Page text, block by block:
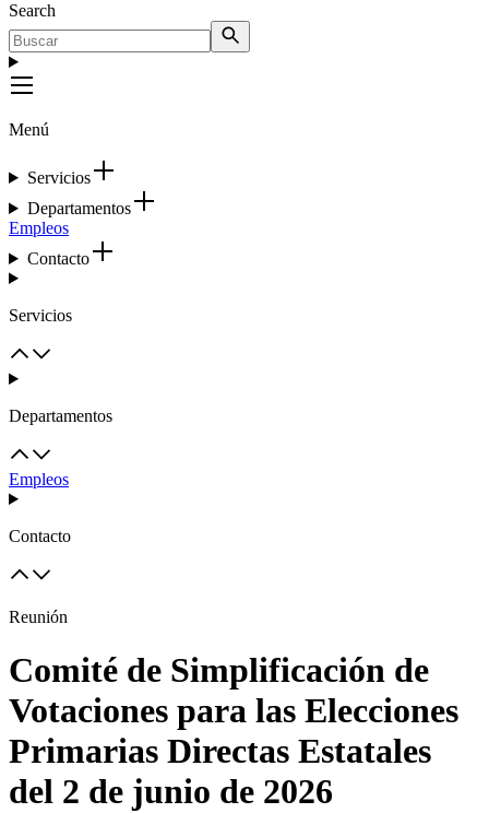
Search
Menú
Servicios
Departamentos
Empleos
Contacto
Servicios
Departamentos
Empleos
Contacto
Reunión
Comité de Simplificación de
Votaciones para las Elecciones
Primarias Directas Estatales
del 2 de junio de 2026